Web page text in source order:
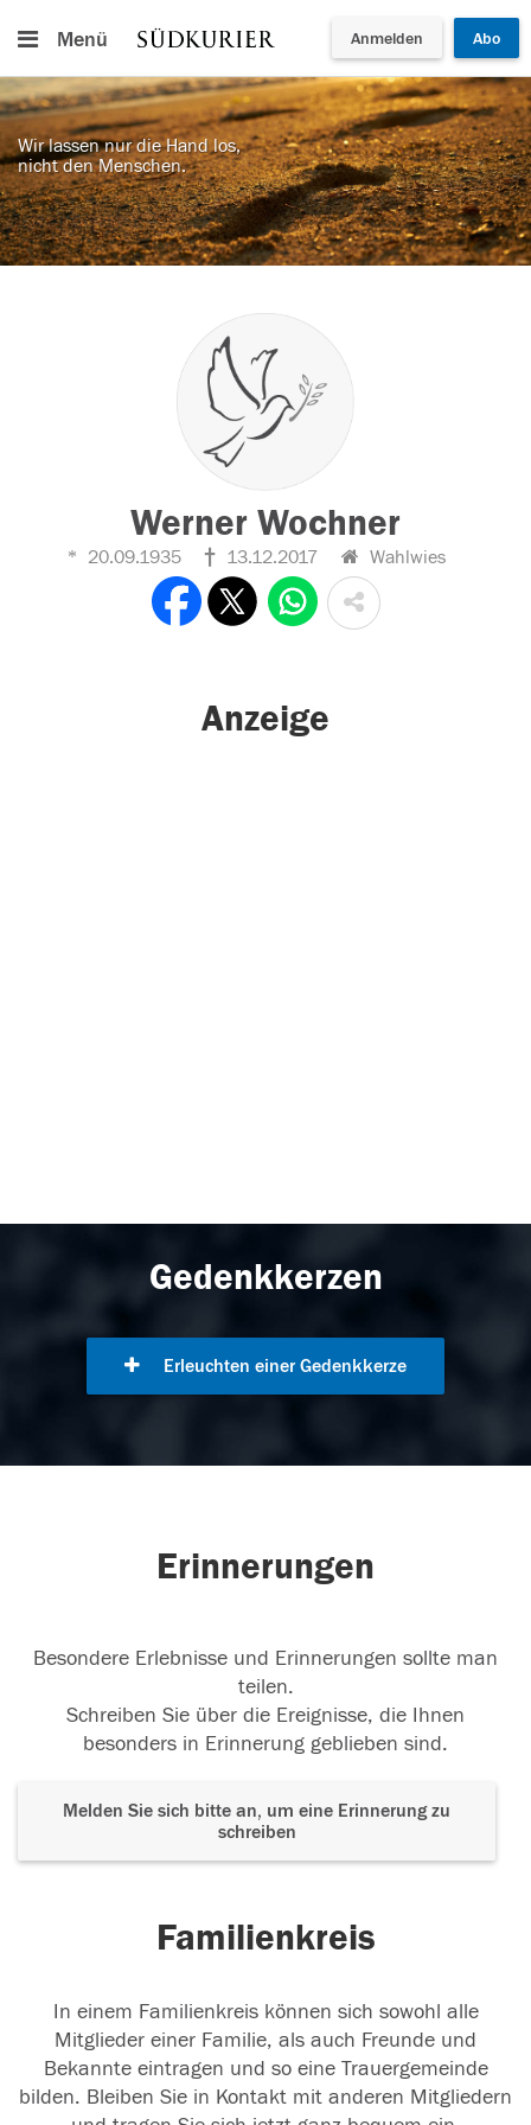
Menü Anmelden Abo
Wir lassen nur die Hand los,
nicht den Menschen.
Werner Wochner
20.09.1935 13.12.2017 Wahlwies
Anzeige
Gedenkkerzen
Erleuchten einer Gedenkkerze
Erinnerungen
Besondere Erlebnisse und Erinnerungen sollte man
teilen.
Schreiben Sie über die Ereignisse, die Ihnen
besonders in Erinnerung geblieben sind.
Melden Sie sich bitte an, um eine Erinnerung zu
schreiben
Familienkreis
In einem Familienkreis können sich sowohl alle
Mitglieder einer Familie, als auch Freunde und
Bekannte eintragen und so eine Trauergemeinde
bilden. Bleiben Sie in Kontakt mit anderen Mitgliedern